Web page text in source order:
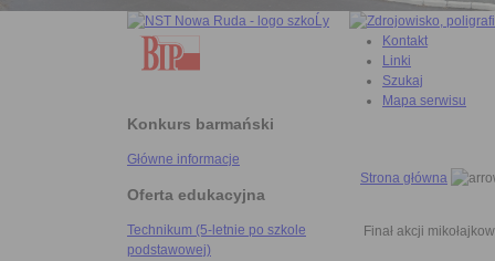
Konkurs barmański
Główne informacje
Oferta edukacyjna
Technikum (5-letnie po szkole
podstawowej)
Kontakt
Linki
Szukaj
Mapa serwisu
Strona główna
Finał akcji